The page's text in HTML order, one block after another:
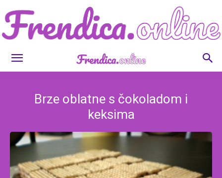
Frendica.online
Brze oblatne s čokoladom i
keksima